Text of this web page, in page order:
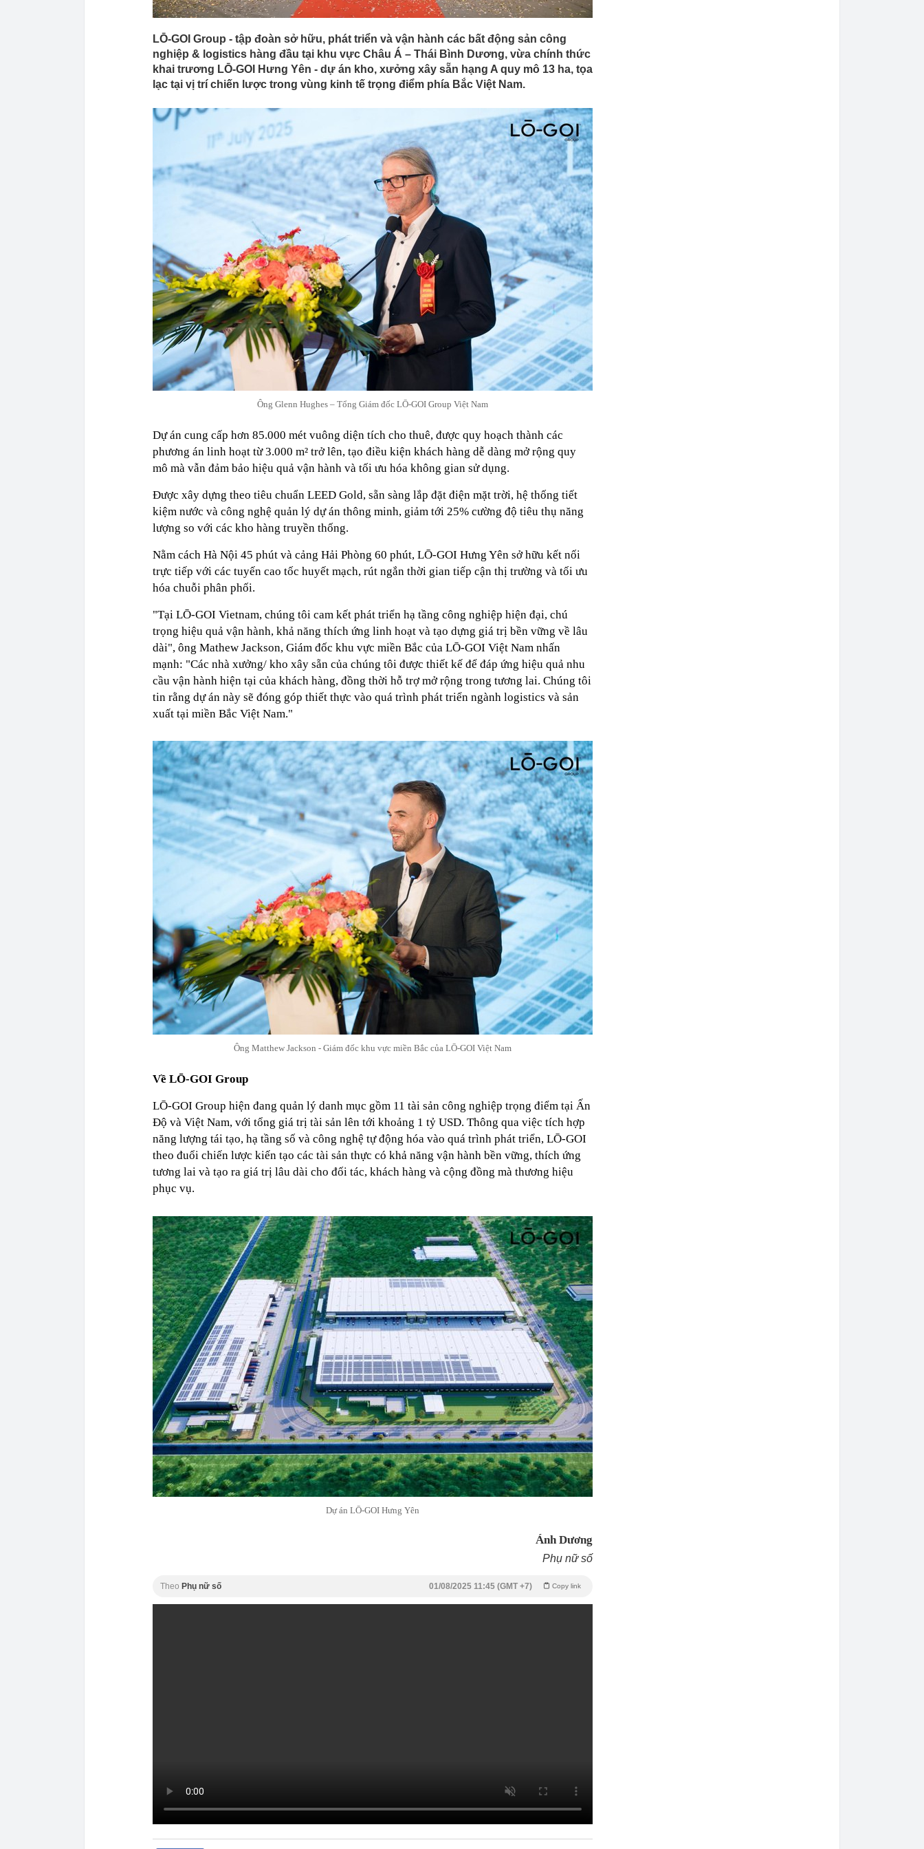
LŌ-GOI Group - tập đoàn sở hữu, phát triển và vận hành các bất động sản công
nghiệp & logistics hàng đầu tại khu vực Châu Á – Thái Bình Dương, vừa chính thức
khai trương LŌ-GOI Hưng Yên - dự án kho, xưởng xây sẵn hạng A quy mô 13 ha, tọa
lạc tại vị trí chiến lược trong vùng kinh tế trọng điểm phía Bắc Việt Nam.
Ông Glenn Hughes – Tổng Giám đốc LŌ-GOI Group Việt Nam
Dự án cung cấp hơn 85.000 mét vuông diện tích cho thuê, được quy hoạch thành các
phương án linh hoạt từ 3.000 m² trở lên, tạo điều kiện khách hàng dễ dàng mở rộng quy
mô mà vẫn đảm bảo hiệu quả vận hành và tối ưu hóa không gian sử dụng.
Được xây dựng theo tiêu chuẩn LEED Gold, sẵn sàng lắp đặt điện mặt trời, hệ thống tiết
kiệm nước và công nghệ quản lý dự án thông minh, giảm tới 25% cường độ tiêu thụ năng
lượng so với các kho hàng truyền thống.
Nằm cách Hà Nội 45 phút và cảng Hải Phòng 60 phút, LŌ-GOI Hưng Yên sở hữu kết nối
trực tiếp với các tuyến cao tốc huyết mạch, rút ngắn thời gian tiếp cận thị trường và tối ưu
hóa chuỗi phân phối.
"Tại LŌ-GOI Vietnam, chúng tôi cam kết phát triển hạ tầng công nghiệp hiện đại, chú
trọng hiệu quả vận hành, khả năng thích ứng linh hoạt và tạo dựng giá trị bền vững về lâu
dài", ông Mathew Jackson, Giám đốc khu vực miền Bắc của LŌ-GOI Việt Nam nhấn
mạnh: "Các nhà xưởng/ kho xây sẵn của chúng tôi được thiết kế để đáp ứng hiệu quả nhu
cầu vận hành hiện tại của khách hàng, đồng thời hỗ trợ mở rộng trong tương lai. Chúng tôi
tin rằng dự án này sẽ đóng góp thiết thực vào quá trình phát triển ngành logistics và sản
xuất tại miền Bắc Việt Nam."
Ông Matthew Jackson - Giám đốc khu vực miền Bắc của LŌ-GOI Việt Nam
Về LŌ-GOI Group
LŌ-GOI Group hiện đang quản lý danh mục gồm 11 tài sản công nghiệp trọng điểm tại Ấn
Độ và Việt Nam, với tổng giá trị tài sản lên tới khoảng 1 tỷ USD. Thông qua việc tích hợp
năng lượng tái tạo, hạ tầng số và công nghệ tự động hóa vào quá trình phát triển, LŌ-GOI
theo đuổi chiến lược kiến tạo các tài sản thực có khả năng vận hành bền vững, thích ứng
tương lai và tạo ra giá trị lâu dài cho đối tác, khách hàng và cộng đồng mà thương hiệu
phục vụ.
Dự án LŌ-GOI Hưng Yên
Ánh Dương
Phụ nữ số
Theo Phụ nữ số Copy link
01/08/2025 11:45 (GMT +7)